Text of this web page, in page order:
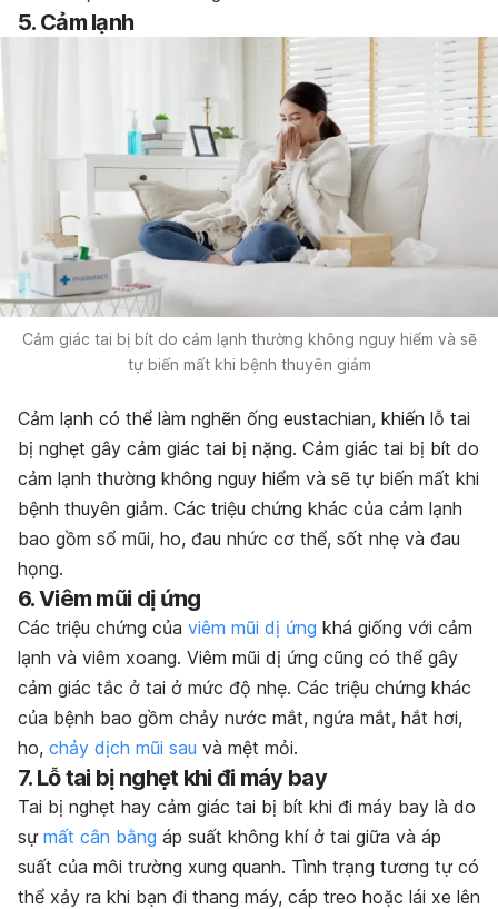
5. Cảm lạnh
Cảm giác tai bị bít do cảm lạnh thường không nguy hiểm và sẽ
tự biến mất khi bệnh thuyên giảm
Cảm lạnh có thể làm nghẽn ống eustachian, khiến lỗ tai
bị nghẹt gây cảm giác tai bị nặng. Cảm giác tai bị bít do
cảm lạnh thường không nguy hiểm và sẽ tự biến mất khi
bệnh thuyên giảm. Các triệu chứng khác của cảm lạnh
bao gồm sổ mũi, ho, đau nhức cơ thể, sốt nhẹ và đau
họng.
6. Viêm mũi dị ứng
Các triệu chứng của viêm mũi dị ứng khá giống với cảm
lạnh và viêm xoang. Viêm mũi dị ứng cũng có thể gây
cảm giác tắc ở tai ở mức độ nhẹ. Các triệu chứng khác
của bệnh bao gồm chảy nước mắt, ngứa mắt, hắt hơi,
ho, chảy dịch mũi sau và mệt mỏi.
7. Lỗ tai bị nghẹt khi đi máy bay
Tai bị nghẹt hay cảm giác tai bị bít khi đi máy bay là do
sự mất cân bằng áp suất không khí ở tai giữa và áp
suất của môi trường xung quanh. Tình trạng tương tự có
thể xảy ra khi bạn đi thang máy, cáp treo hoặc lái xe lên